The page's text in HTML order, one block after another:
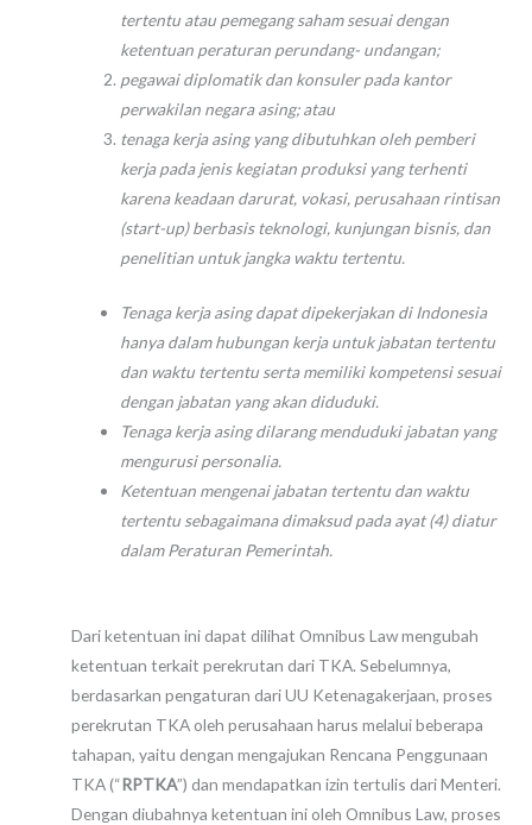
tertentu atau pemegang saham sesuai dengan
ketentuan peraturan perundang- undangan;
pegawai diplomatik dan konsuler pada kantor
perwakilan negara asing; atau
tenaga kerja asing yang dibutuhkan oleh pemberi
kerja pada jenis kegiatan produksi yang terhenti
karena keadaan darurat, vokasi, perusahaan rintisan
(start-up) berbasis teknologi, kunjungan bisnis, dan
penelitian untuk jangka waktu tertentu.
Tenaga kerja asing dapat dipekerjakan di Indonesia
hanya dalam hubungan kerja untuk jabatan tertentu
dan waktu tertentu serta memiliki kompetensi sesuai
dengan jabatan yang akan diduduki.
Tenaga kerja asing dilarang menduduki jabatan yang
mengurusi personalia.
Ketentuan mengenai jabatan tertentu dan waktu
tertentu sebagaimana dimaksud pada ayat (4) diatur
dalam Peraturan Pemerintah.
Dari ketentuan ini dapat dilihat Omnibus Law mengubah
ketentuan terkait perekrutan dari TKA. Sebelumnya,
berdasarkan pengaturan dari UU Ketenagakerjaan, proses
perekrutan TKA oleh perusahaan harus melalui beberapa
tahapan, yaitu dengan mengajukan Rencana Penggunaan
TKA (“RPTKA”) dan mendapatkan izin tertulis dari Menteri.
Dengan diubahnya ketentuan ini oleh Omnibus Law, proses